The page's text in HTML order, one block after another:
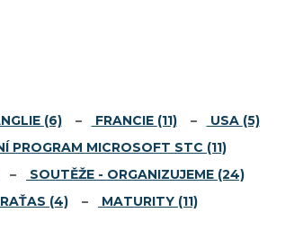
(6) FRANCIE (11) USA (5)
PROGRAM MICROSOFT STC (11)
SOUTĚŽE - ORGANIZUJEME (24)
(4) MATURITY (11)